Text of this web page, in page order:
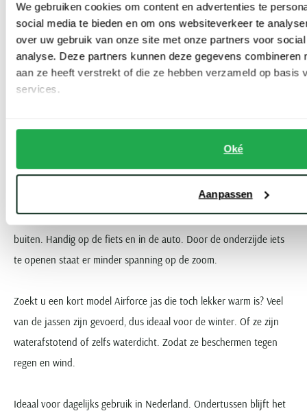
We gebruiken cookies om content en advertenties te
social media te bieden en om ons websiteverkeer te
over uw gebruik van onze site met onze partners voor
analyse. Deze partners kunnen deze gegevens combineren
aan ze heeft verstrekt of die ze hebben verzameld op basis
services.
Oké
Aanpassen
een paar spullen in op te bergen. De binnenzak is de veilige keuze
voor de telefoon en portemonnee.
De sta-kraag in veel van de korte jassen van Airforce heeft een
zachte voering. Dat zorgt voor extra veel comfort. Sommige
bescherming achter de hand heeft als het weer daar om vraagt.
Veel van de korte jassen van Airforce hebben een degelijke rits en
soms zelfs 2-weg. Samen met de stormflap houden ze de wind
buiten. Handig op de fiets en in de auto. Door de onderzijde iets
te openen staat er minder spanning op de zoom.
Zoekt u een kort model Airforce jas die toch lekker warm is? Veel
van de jassen zijn gevoerd, dus ideaal voor de winter. Of ze zijn
waterafstotend of zelfs waterdicht. Zodat ze beschermen tegen
regen en wind.
Ideaal voor dagelijks gebruik in Nederland. Ondertussen blijft het